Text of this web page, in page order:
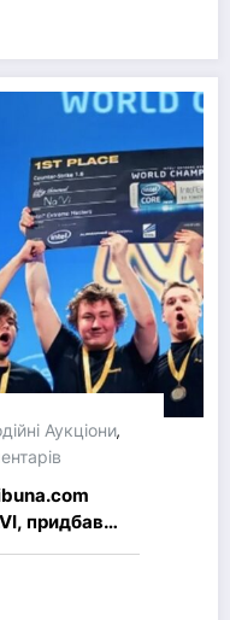
Аукціони,
придбав
команди